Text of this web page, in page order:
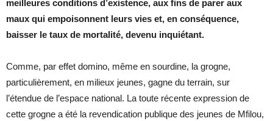
meilleures conditions d’existence, aux fins de parer aux
maux qui empoisonnent leurs vies et, en conséquence,
baisser le taux de mortalité, devenu inquiétant.
Comme, par effet domino, même en sourdine, la grogne,
particulièrement, en milieux jeunes, gagne du terrain, sur
l’étendue de l’espace national. La toute récente expression de
cette grogne a été la revendication publique des jeunes de Mfilou,